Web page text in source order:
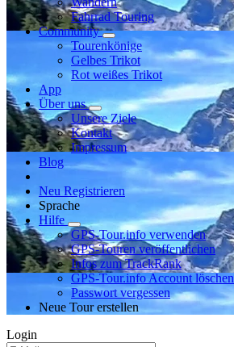
Fahrrad Touring
Community
Tourenkönige
Gelbes Trikot
Rot weißes Trikot
App
Über uns
Unsere Ziele
Kontakt
Impressum
Blog
Neu Registrieren
Sprache
Hilfe
GPS-Tour.info verwenden
GPS-Touren veröffentlichen
Infos zum TrackRank
GPS-Tour.info Account löschen
Passwort vergessen
Neue Tour erstellen
Login